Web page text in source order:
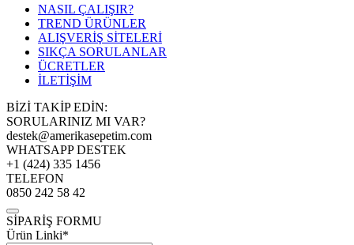
NASIL ÇALIŞIR?
TREND ÜRÜNLER
ALIŞVERİŞ SİTELERİ
SIKÇA SORULANLAR
ÜCRETLER
İLETİŞİM
BİZİ TAKİP EDİN:
SORULARINIZ MI VAR?
destek@amerikasepetim.com
WHATSAPP DESTEK
+1 (424) 335 1456
TELEFON
0850 242 58 42
SİPARİŞ FORMU
Ürün Linki*